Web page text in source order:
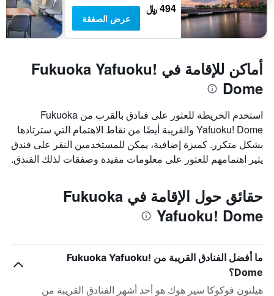
494 ﷼
عرض الصفقة
أماكن للإقامة في Fukuoka Yafuoku!
Dome
استخدم الخريطة للعثور على فنادق بالقرب من Fukuoka
Yafuoku! Dome والقريبة أيضًا من نقاط الاهتمام التي سترتادها
بشكل متكرر. كميزة إضافية، يمكن للمستخدمين النقر على فندق
يثير اهتمامهم للعثور على معلومات مفيدة وصفقات لذلك الفندق.
حقائق حول الإقامة في Fukuoka
Yafuoku! Dome
ما أفضل الفنادق القريبة من Fukuoka Yafuoku!
Dome؟
هيلتون فوكوكا سير هوك هو أحد أشهر الفنادق القريبة من